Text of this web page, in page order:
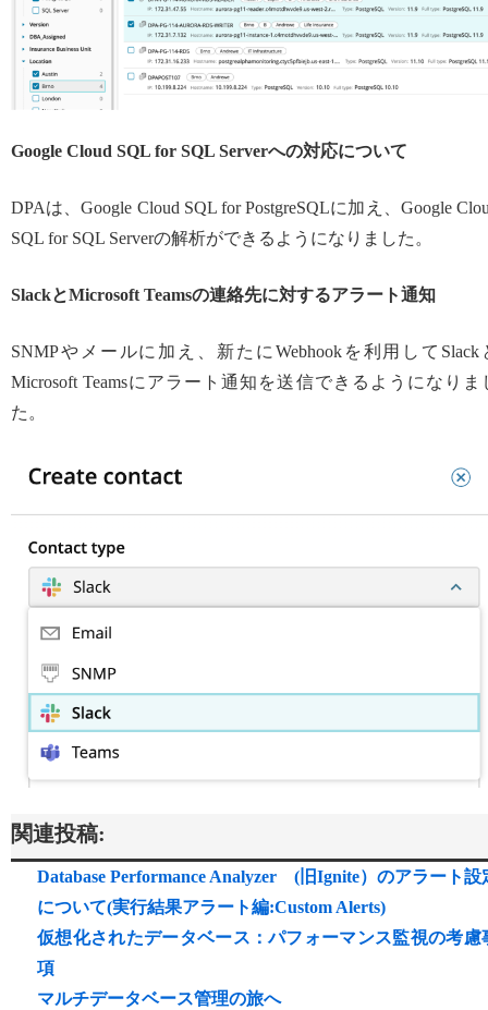
Google Cloud SQL for SQL Serverへの対応について
DPAは、Google Cloud SQL for PostgreSQLに加え、Google
SQL for SQL Serverの解析ができるようになりました。
SlackとMicrosoft Teamsの連絡先に対するアラート通知
SNMPやメールに加え、新たにWebhookを利用してSlack
Microsoft Teamsにアラート通知を送信できるようになりま
た。
関連投稿:
Database Performance Analyzer (旧Ignite）のアラート設
について(実行結果アラート編:Custom Alerts)
仮想化されたデータベース：パフォーマンス監視の考慮
項
マルチデータベース管理の旅へ